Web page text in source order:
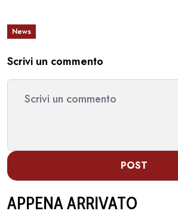
News
Scrivi un commento
POST
APPENA ARRIVATO